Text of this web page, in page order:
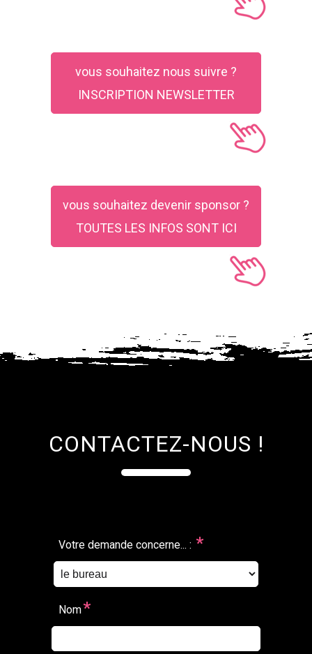
vous souhaitez nous suivre ?
INSCRIPTION NEWSLETTER
vous souhaitez devenir sponsor ?
TOUTES LES INFOS SONT ICI
CONTACTEZ-NOUS !
Votre demande concerne... : *
Nom*